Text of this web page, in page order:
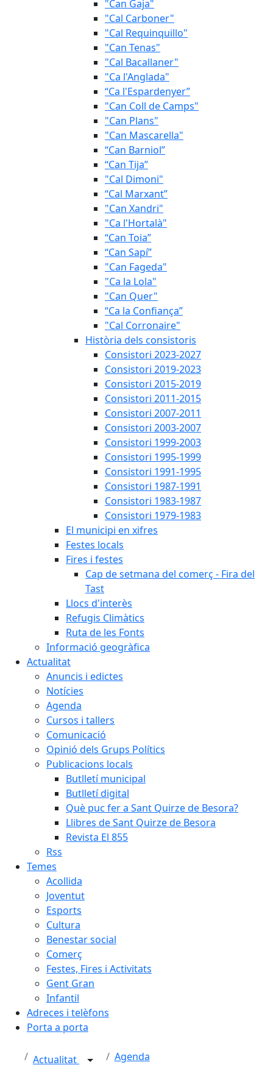
"Can Gaja"
"Cal Carboner"
"Cal Requinquillo"
"Can Tenas"
"Cal Bacallaner"
"Ca l'Anglada"
“Ca l'Espardenyer”
"Can Coll de Camps"
"Can Plans"
"Can Mascarella"
“Can Barniol”
“Can Tija”
"Cal Dimoni"
“Cal Marxant”
"Can Xandri"
"Ca l'Hortalà"
“Can Toia”
“Can Sapí”
"Can Fageda"
"Ca la Lola"
"Can Quer"
“Ca la Confiança”
"Cal Corronaire"
Història dels consistoris
Consistori 2023-2027
Consistori 2019-2023
Consistori 2015-2019
Consistori 2011-2015
Consistori 2007-2011
Consistori 2003-2007
Consistori 1999-2003
Consistori 1995-1999
Consistori 1991-1995
Consistori 1987-1991
Consistori 1983-1987
Consistori 1979-1983
El municipi en xifres
Festes locals
Fires i festes
Cap de setmana del comerç - Fira del
Tast
Llocs d'interès
Refugis Climàtics
Ruta de les Fonts
Informació geogràfica
Actualitat
Anuncis i edictes
Notícies
Agenda
Cursos i tallers
Comunicació
Opinió dels Grups Polítics
Publicacions locals
Butlletí municipal
Butlletí digital
Què puc fer a Sant Quirze de Besora?
Llibres de Sant Quirze de Besora
Revista El 855
Rss
Temes
Acollida
Joventut
Esports
Cultura
Benestar social
Comerç
Festes, Fires i Activitats
Gent Gran
Infantil
Adreces i telèfons
Porta a porta
Actualitat Agenda